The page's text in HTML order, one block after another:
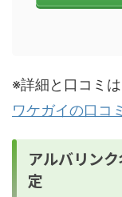
※詳細と口コミ
ワケガイの口コ
アルバリン
定